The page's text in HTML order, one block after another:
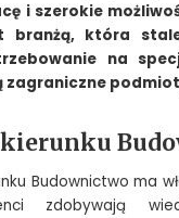
i szerokie
branżą, która
na
zagraniczne
kierunku
Budownictwo ma
zdobywają